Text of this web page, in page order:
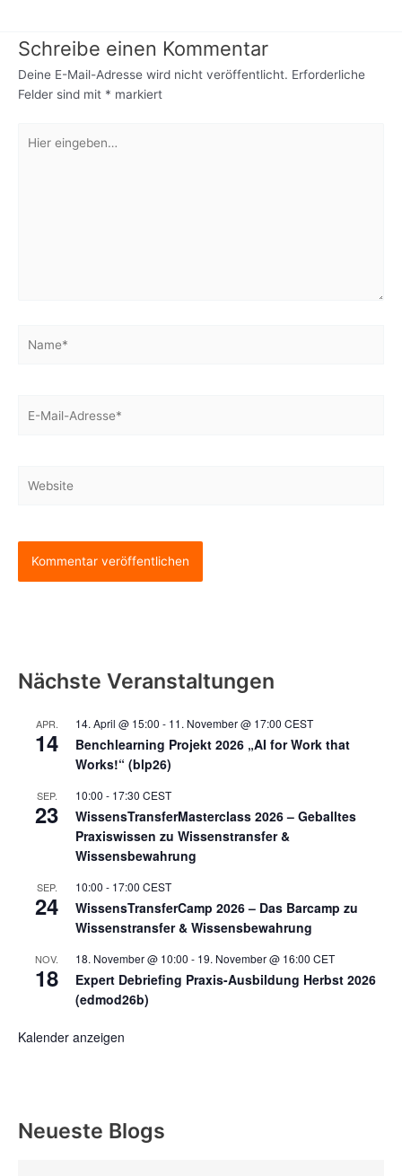
Schreibe einen Kommentar
Deine E-Mail-Adresse wird nicht veröffentlicht. Erforderliche
Felder sind mit * markiert
eingeben…
Mail-
Nächste Veranstaltungen
APR.
14
14. April @ 15:00 - 11. November @ 17:00 CEST
Benchlearning Projekt 2026 „AI for Work that
Works!“ (blp26)
SEP.
23
10:00 - 17:30 CEST
WissensTransferMasterclass 2026 – Geballtes
Praxiswissen zu Wissenstransfer &
Wissensbewahrung
SEP.
24
10:00 - 17:00 CEST
WissensTransferCamp 2026 – Das Barcamp zu
Wissenstransfer & Wissensbewahrung
NOV.
18
18. November @ 10:00 - 19. November @ 16:00 CET
Expert Debriefing Praxis-Ausbildung Herbst 2026
(edmod26b)
Kalender anzeigen
Neueste Blogs